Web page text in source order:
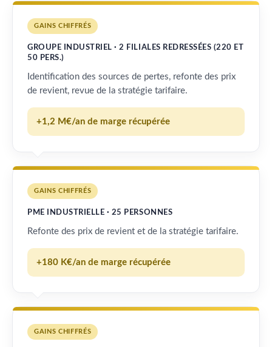
GAINS CHIFFRÉS
GROUPE INDUSTRIEL · 2 FILIALES REDRESSÉES (220 ET
50 PERS.)
Identification des sources de pertes, refonte des prix
de revient, revue de la stratégie tarifaire.
+1,2 M€/an de marge récupérée
GAINS CHIFFRÉS
PME INDUSTRIELLE · 25 PERSONNES
Refonte des prix de revient et de la stratégie tarifaire.
+180 K€/an de marge récupérée
GAINS CHIFFRÉS